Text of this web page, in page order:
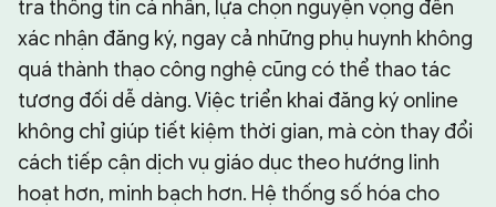
tra thông tin cá nhân, lựa chọn nguyện vọng đến
xác nhận đăng ký, ngay cả những phụ huynh không
quá thành thạo công nghệ cũng có thể thao tác
tương đối dễ dàng. Việc triển khai đăng ký online
không chỉ giúp tiết kiệm thời gian, mà còn thay đổi
cách tiếp cận dịch vụ giáo dục theo hướng linh
hoạt hơn, minh bạch hơn. Hệ thống số hóa cho